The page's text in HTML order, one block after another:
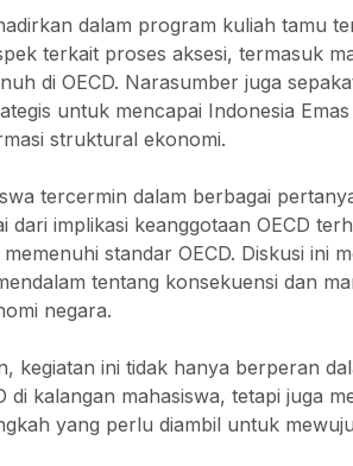
dalam program kuliah tamu
terkait proses aksesi, termasuk
di OECD. Narasumber juga
untuk mencapai Indonesia
struktural ekonomi.
tercermin dalam berbagai
dari implikasi keanggotaan OECD
standar OECD. Diskusi ini
tentang konsekuensi dan
negara.
kegiatan ini tidak hanya berperan
di kalangan mahasiswa, tetapi juga
yang perlu diambil untuk